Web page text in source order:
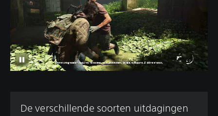
De verschillende soorten uitdagingen